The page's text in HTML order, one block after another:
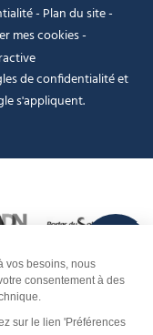
- Plan du site-
mes cookies-
de confidentialitéet
s'appliquent.
FANFOUÉ